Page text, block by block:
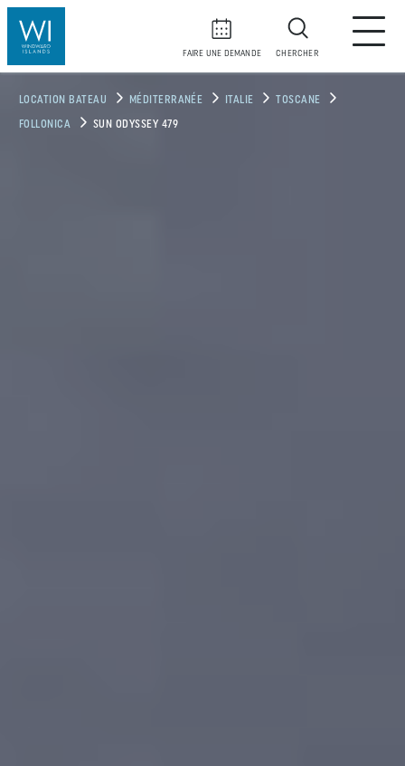
FAIRE UNE DEMANDE CHERCHER
LOCATION BATEAU MÉDITERRANÉE ITALIE TOSCANE
FOLLONICA SUN ODYSSEY 479